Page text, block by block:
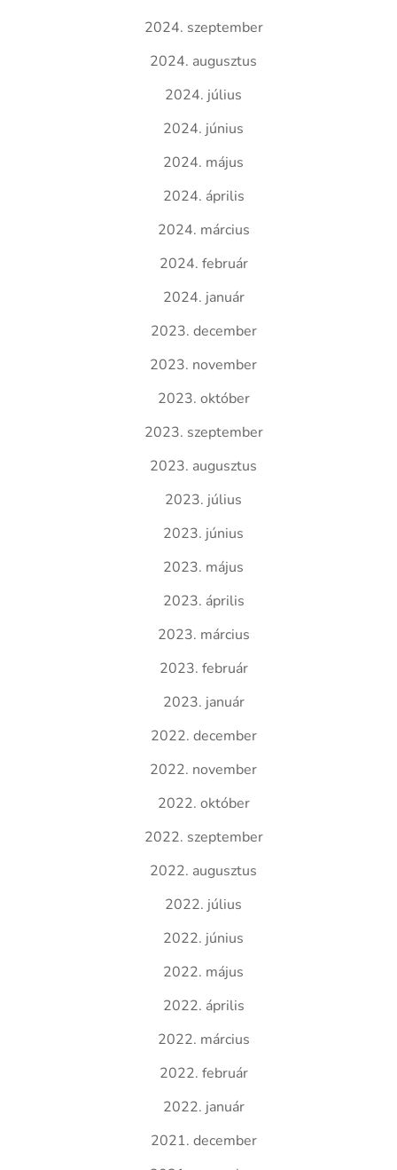
2024. szeptember
2024. augusztus
2024. július
2024. június
2024. május
2024. április
2024. március
2024. február
2024. január
2023. december
2023. november
2023. október
2023. szeptember
2023. augusztus
2023. július
2023. június
2023. május
2023. április
2023. március
2023. február
2023. január
2022. december
2022. november
2022. október
2022. szeptember
2022. augusztus
2022. július
2022. június
2022. május
2022. április
2022. március
2022. február
2022. január
2021. december